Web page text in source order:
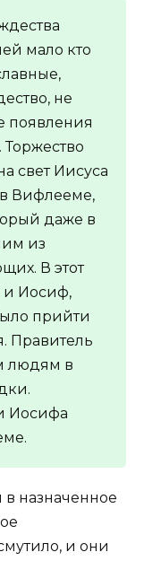
мало кто
не
появления
свет Иисуса
Вифлееме,
даже в
из
В этот
и Иосиф,
прийти
Правитель
людям в
Иосифа
назначенное
и они